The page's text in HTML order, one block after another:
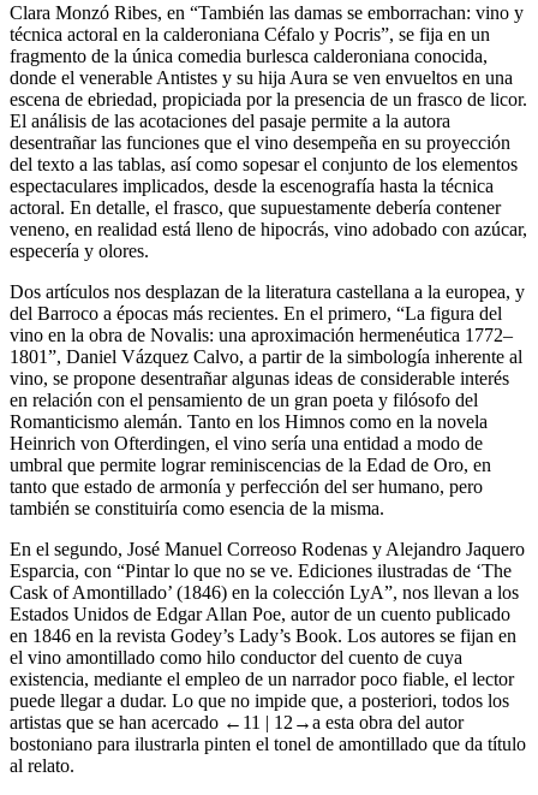
Clara Monzó Ribes, en “También las damas se emborrachan: vino y
técnica actoral en la calderoniana Céfalo y Pocris”, se fija en un
fragmento de la única comedia burlesca calderoniana conocida,
donde el venerable Antistes y su hija Aura se ven envueltos en una
escena de ebriedad, propiciada por la presencia de un frasco de licor.
El análisis de las acotaciones del pasaje permite a la autora
desentrañar las funciones que el vino desempeña en su proyección
del texto a las tablas, así como sopesar el conjunto de los elementos
espectaculares implicados, desde la escenografía hasta la técnica
actoral. En detalle, el frasco, que supuestamente debería contener
veneno, en realidad está lleno de hipocrás, vino adobado con azúcar,
especería y olores.
Dos artículos nos desplazan de la literatura castellana a la europea, y
del Barroco a épocas más recientes. En el primero, “La figura del
vino en la obra de Novalis: una aproximación hermenéutica 1772–
1801”, Daniel Vázquez Calvo, a partir de la simbología inherente al
vino, se propone desentrañar algunas ideas de considerable interés
en relación con el pensamiento de un gran poeta y filósofo del
Romanticismo alemán. Tanto en los Himnos como en la novela
Heinrich von Ofterdingen, el vino sería una entidad a modo de
umbral que permite lograr reminiscencias de la Edad de Oro, en
tanto que estado de armonía y perfección del ser humano, pero
también se constituiría como esencia de la misma.
En el segundo, José Manuel Correoso Rodenas y Alejandro Jaquero
Esparcia, con “Pintar lo que no se ve. Ediciones ilustradas de ‘The
Cask of Amontillado’ (1846) en la colección LyA”, nos llevan a los
Estados Unidos de Edgar Allan Poe, autor de un cuento publicado
en 1846 en la revista Godey’s Lady’s Book. Los autores se fijan en
el vino amontillado como hilo conductor del cuento de cuya
existencia, mediante el empleo de un narrador poco fiable, el lector
puede llegar a dudar. Lo que no impide que, a posteriori, todos los
artistas que se han acercado ←11 | 12→a esta obra del autor
bostoniano para ilustrarla pinten el tonel de amontillado que da título
al relato.